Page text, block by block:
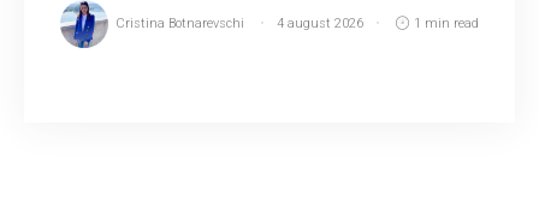
Cristina Botnarevschi 4 august 2026 1 min read